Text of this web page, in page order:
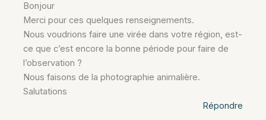
Bonjour
Merci pour ces quelques renseignements.
Nous voudrions faire une virée dans votre région, est-
ce que c’est encore la bonne période pour faire de
l’observation ?
Nous faisons de la photographie animalière.
Salutations
Répondre